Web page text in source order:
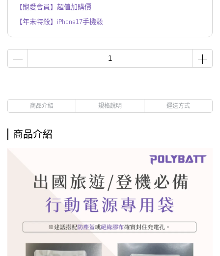
【寵愛會員】超值加購價
【年末特殺】iPhone17手機殼
商品介紹 規格說明 運送方式
商品介紹